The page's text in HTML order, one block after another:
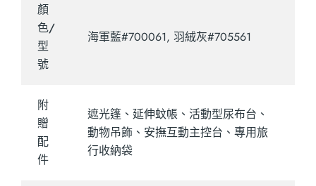
顏
色/
型
號
海軍藍#700061, 羽絨灰#705561
附
贈
配
件
遮光篷、延伸蚊帳、活動型尿布台、
動物吊飾、安撫互動主控台、專用旅
行收納袋